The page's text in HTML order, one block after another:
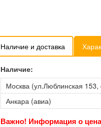
Наличие и доставка
Наличие:
Москва (ул.Люблинская 153,
Анкара (авиа)
Важно! Информация о